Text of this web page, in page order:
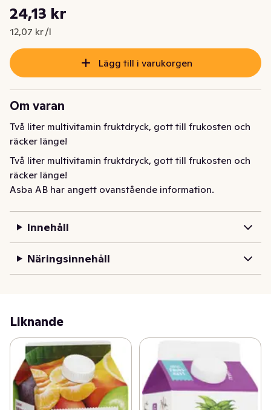
Nuvarande pris är: 24,13 kr
24,13 kr
12,07 kr /l
Styckpris: 12,07 kr /l
Lägg till i varukorgen
Om varan
Två liter multivitamin fruktdryck, gott till frukosten och
räcker länge!
Två liter multivitamin fruktdryck, gott till frukosten och
räcker länge!
Asba AB har angett ovanstående information.
Innehåll
Näringsinnehåll
Liknande